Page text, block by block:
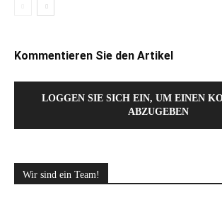
Kommentieren Sie den Artikel
LOGGEN SIE SICH EIN, UM EINEN
ABZUGEBEN
Wir sind ein Team!